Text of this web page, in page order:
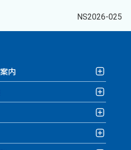
NS2026-025